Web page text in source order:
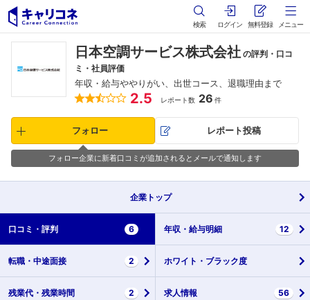
検索 ログイン 無料登録 メニュー
日本空調サービス株式会社 の評判・口コ
ミ・社員評価
年収・給与ややりがい、出世コース、退職理由まで
2.5 レポート数 26 件
フォロー レポート投稿
フォロー企業に新着口コミが追加されるとメールで通知します
企業 トップ
口コミ・ 評判 6 年収・ 給与明細 12
転職・ 中途面接 2 ホワイト・ ブラック度
残業代・ 残業時間 2 求人情報 56